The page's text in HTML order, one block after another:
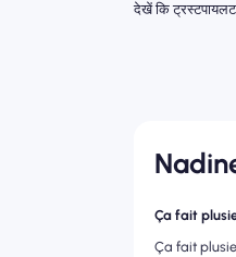
देखें कि ट्रस्टपायलट
Ça fait
Ça fait